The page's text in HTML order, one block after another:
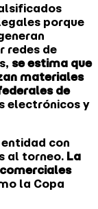
porque
redes de
se estima que
materiales
de
electrónicos y
con
al torneo. La
la Copa